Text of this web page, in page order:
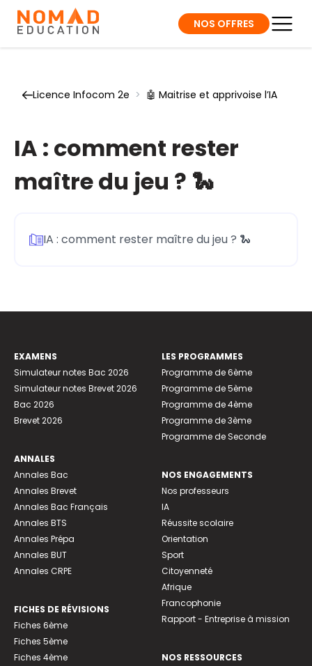
NOS OFFRES
Licence Infocom 2e > 🤖 Maitrise et apprivoise l’IA
IA : comment rester
maître du jeu ? 🐍
IA : comment rester maître du jeu ? 🐍
EXAMENS
Simulateur notes Bac 2026
Simulateur notes Brevet 2026
Bac 2026
Brevet 2026
ANNALES
Annales Bac
Annales Brevet
Annales Bac Français
Annales BTS
Annales Prépa
Annales BUT
Annales CRPE
FICHES DE RÉVISIONS
Fiches 6ème
Fiches 5ème
Fiches 4ème
LES PROGRAMMES
Programme de 6ème
Programme de 5ème
Programme de 4ème
Programme de 3ème
Programme de Seconde
NOS ENGAGEMENTS
Nos professeurs
IA
Réussite scolaire
Orientation
Sport
Citoyenneté
Afrique
Francophonie
Rapport - Entreprise à mission
NOS RESSOURCES